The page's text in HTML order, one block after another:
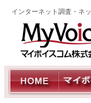
インターネット調査・ネ